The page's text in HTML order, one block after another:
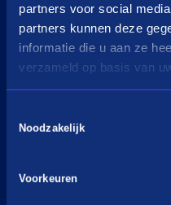
partners voor social
partners kunnen deze
informatie die u aan ze
verzameld op basis van
Noodzakelijk
Voorkeuren
Over in3
Vacatures
Nieuws & Media
Voorwaarden
Privacyverklaringen
Cookiebeleid